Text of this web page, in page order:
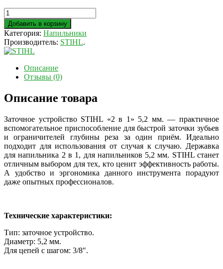
Добавить в корзину
Категория: Напильники
Производитель: STIHL.
Описание
Отзывы (0)
Описание товара
Заточное устройство STIHL «2 в 1» 5,2 мм. — практичное
вспомогательное приспособление для быстрой заточки зубьев
и ограничителей глубины реза за один приём. Идеально
подходит для использования от случая к случаю. Державка
для напильника 2 в 1, для напильников 5,2 мм. STIHL станет
отличным выбором для тех, кто ценит эффективность работы.
А удобство и эргономика данного инструмента порадуют
даже опытных профессионалов.
Технические характеристики:
Тип: заточное устройство.
Диаметр: 5,2 мм.
Для цепей с шагом: 3/8″.